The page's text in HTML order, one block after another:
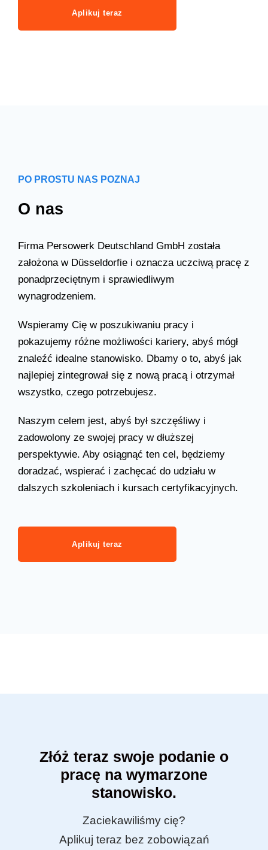
Aplikuj teraz
PO PROSTU NAS POZNAJ
O nas
Firma Persowerk Deutschland GmbH została
założona w Düsseldorfie i oznacza uczciwą pracę z
ponadprzeciętnym i sprawiedliwym
wynagrodzeniem.
Wspieramy Cię w poszukiwaniu pracy i
pokazujemy różne możliwości kariery, abyś mógł
znaleźć idealne stanowisko. Dbamy o to, abyś jak
najlepiej zintegrował się z nową pracą i otrzymał
wszystko, czego potrzebujesz.
Naszym celem jest, abyś był szczęśliwy i
zadowolony ze swojej pracy w dłuższej
perspektywie. Aby osiągnąć ten cel, będziemy
doradzać, wspierać i zachęcać do udziału w
dalszych szkoleniach i kursach certyfikacyjnych.
Aplikuj teraz
Złóż teraz swoje podanie o
pracę na wymarzone
stanowisko.
Zaciekawiliśmy cię?
Aplikuj teraz bez zobowiązań